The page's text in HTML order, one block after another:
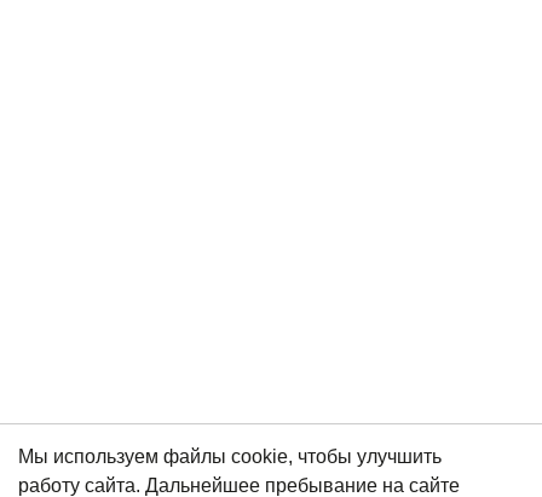
Мы используем файлы cookie, чтобы улучшить
работу сайта. Дальнейшее пребывание на сайте